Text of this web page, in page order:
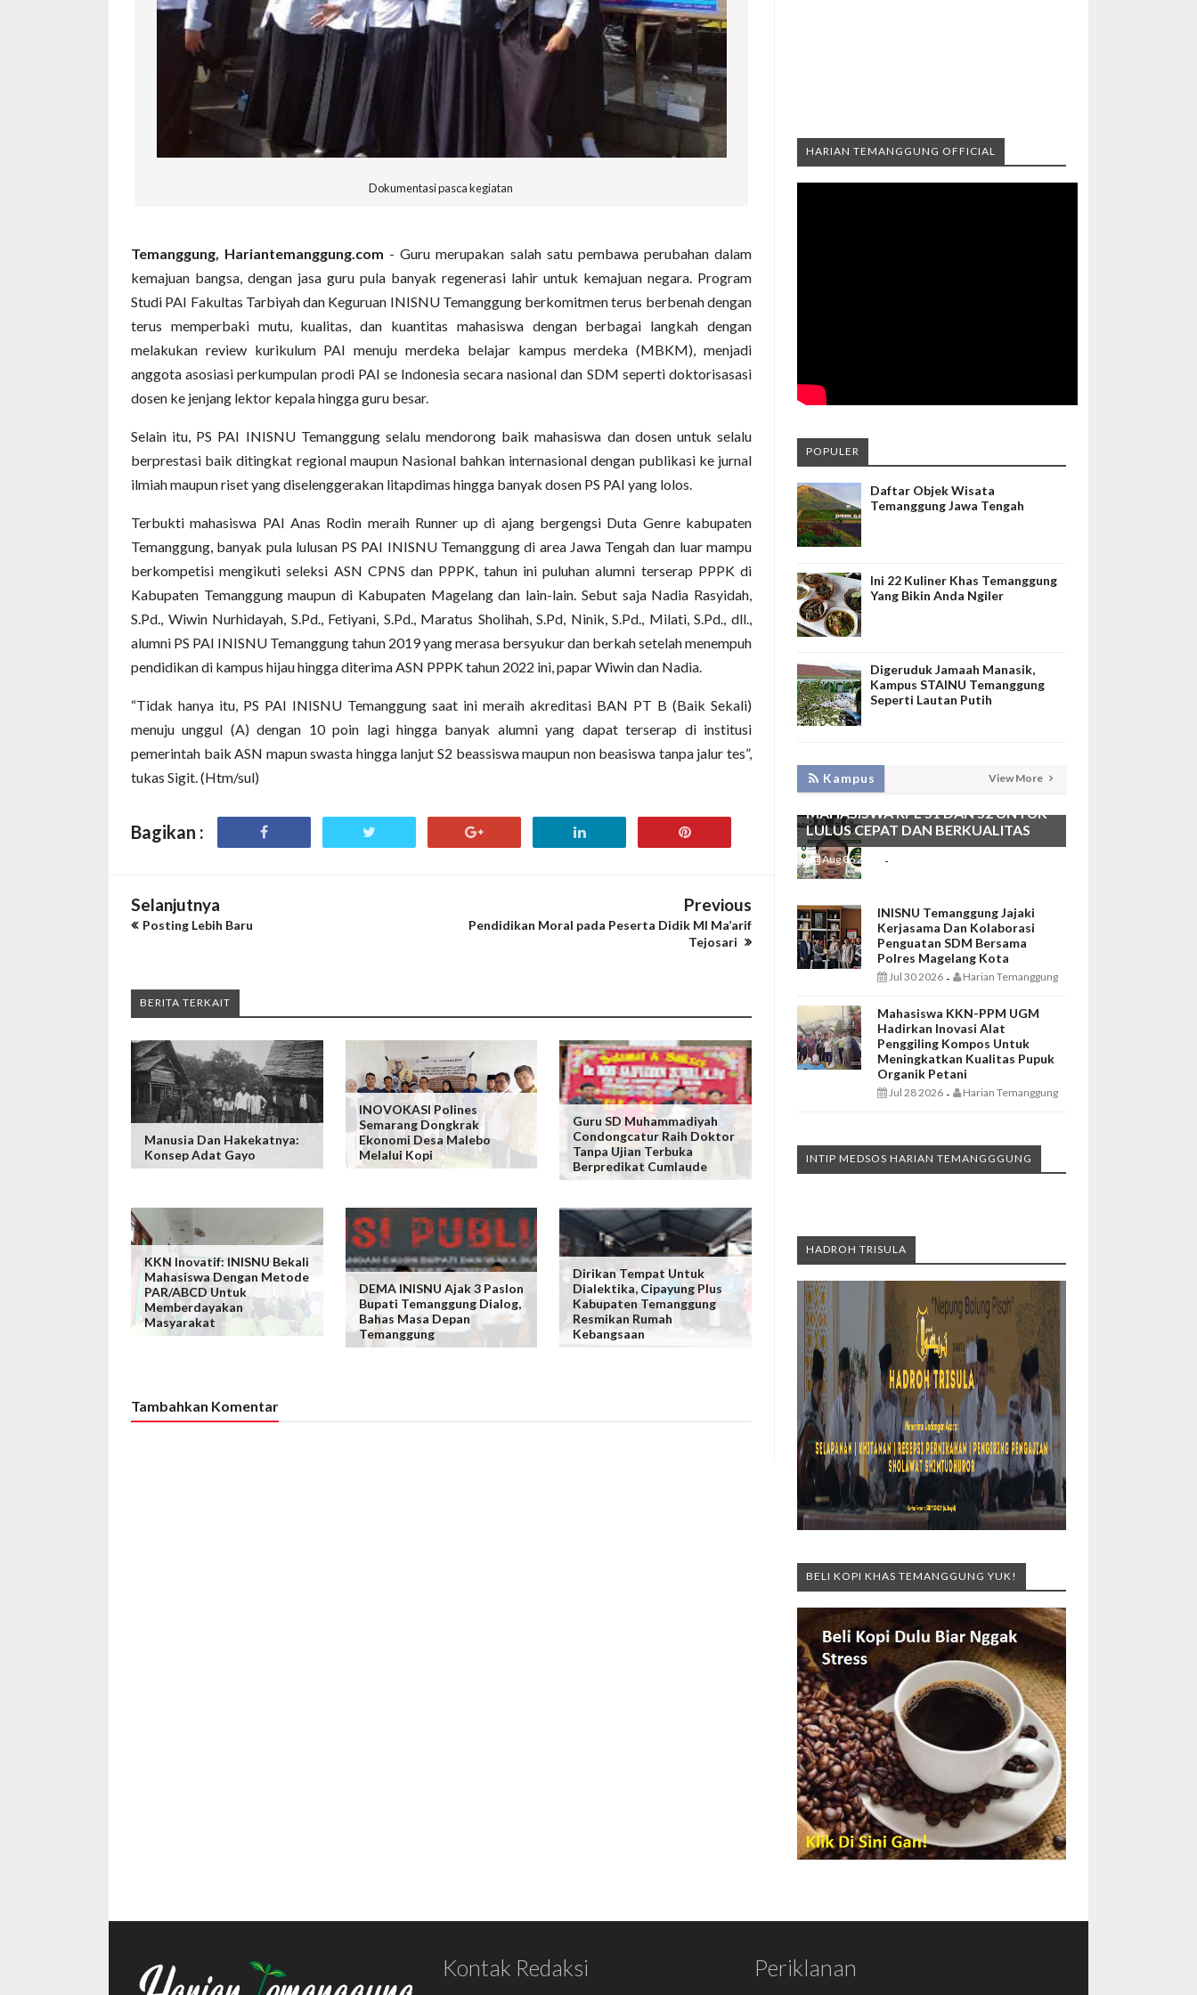
Dokumentasi pasca kegiatan
Temanggung, Hariantemanggung.com - Guru merupakan salah satu pembawa perubahan dalam
kemajuan bangsa, dengan jasa guru pula banyak regenerasi lahir untuk kemajuan negara. Program
Studi PAI Fakultas Tarbiyah dan Keguruan INISNU Temanggung berkomitmen terus berbenah dengan
terus memperbaki mutu, kualitas, dan kuantitas mahasiswa dengan berbagai langkah dengan
melakukan review kurikulum PAI menuju merdeka belajar kampus merdeka (MBKM), menjadi
anggota asosiasi perkumpulan prodi PAI se Indonesia secara nasional dan SDM seperti doktorisasasi
dosen ke jenjang lektor kepala hingga guru besar.
Selain itu, PS PAI INISNU Temanggung selalu mendorong baik mahasiswa dan dosen untuk selalu
berprestasi baik ditingkat regional maupun Nasional bahkan internasional dengan publikasi ke jurnal
ilmiah maupun riset yang diselenggerakan litapdimas hingga banyak dosen PS PAI yang lolos.
Terbukti mahasiswa PAI Anas Rodin meraih Runner up di ajang bergengsi Duta Genre kabupaten
Temanggung, banyak pula lulusan PS PAI INISNU Temanggung di area Jawa Tengah dan luar mampu
berkompetisi mengikuti seleksi ASN CPNS dan PPPK, tahun ini puluhan alumni terserap PPPK di
Kabupaten Temanggung maupun di Kabupaten Magelang dan lain-lain. Sebut saja Nadia Rasyidah,
S.Pd., Wiwin Nurhidayah, S.Pd., Fetiyani, S.Pd., Maratus Sholihah, S.Pd, Ninik, S.Pd., Milati, S.Pd., dll.,
alumni PS PAI INISNU Temanggung tahun 2019 yang merasa bersyukur dan berkah setelah menempuh
pendidikan di kampus hijau hingga diterima ASN PPPK tahun 2022 ini, papar Wiwin dan Nadia.
“Tidak hanya itu, PS PAI INISNU Temanggung saat ini meraih akreditasi BAN PT B (Baik Sekali)
menuju unggul (A) dengan 10 poin lagi hingga banyak alumni yang dapat terserap di institusi
pemerintah baik ASN mapun swasta hingga lanjut S2 beassiswa maupun non beasiswa tanpa jalur tes”,
tukas Sigit. (Htm/sul)
Bagikan :
Selanjutnya
Posting Lebih Baru
Previous
Pendidikan Moral pada Peserta Didik MI Ma’arif
Tejosari
BERITA TERKAIT
Manusia Dan Hakekatnya:
Konsep Adat Gayo
INOVOKASI Polines
Semarang Dongkrak
Ekonomi Desa Malebo
Melalui Kopi
Guru SD Muhammadiyah
Condongcatur Raih Doktor
Tanpa Ujian Terbuka
Berpredikat Cumlaude
KKN Inovatif: INISNU Bekali
Mahasiswa Dengan Metode
PAR/ABCD Untuk
Memberdayakan
Masyarakat
DEMA INISNU Ajak 3 Paslon
Bupati Temanggung Dialog,
Bahas Masa Depan
Temanggung
Dirikan Tempat Untuk
Dialektika, Cipayung Plus
Kabupaten Temanggung
Resmikan Rumah
Kebangsaan
Tambahkan Komentar
HARIAN TEMANGGUNG OFFICIAL
POPULER
Daftar Objek Wisata
Temanggung Jawa Tengah
Ini 22 Kuliner Khas Temanggung
Yang Bikin Anda Ngiler
Digeruduk Jamaah Manasik,
Kampus STAINU Temanggung
Seperti Lautan Putih
Kampus View More
LAKUKAN BIMTEK RPL, INISNU
TEMANGGUNG SIAP FASILITASI
MAHASISWA RPL S1 DAN S2 UNTUK
LULUS CEPAT DAN BERKUALITAS
Aug 06 2026 -
INISNU Temanggung Jajaki
Kerjasama Dan Kolaborasi
Penguatan SDM Bersama
Polres Magelang Kota
Jul 30 2026 - Harian Temanggung
Mahasiswa KKN-PPM UGM
Hadirkan Inovasi Alat
Penggiling Kompos Untuk
Meningkatkan Kualitas Pupuk
Organik Petani
Jul 28 2026 - Harian Temanggung
INTIP MEDSOS HARIAN TEMANGGGUNG
HADROH TRISULA
BELI KOPI KHAS TEMANGGUNG YUK!
Kontak Redaksi Periklanan